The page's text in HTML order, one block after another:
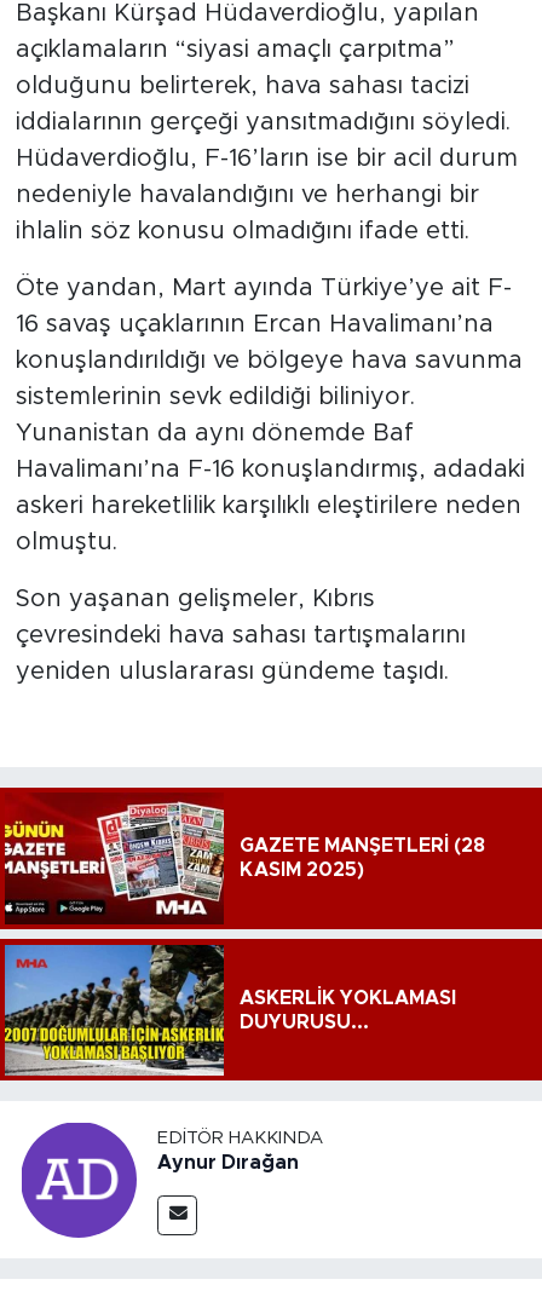
Başkanı Kürşad Hüdaverdioğlu, yapılan
açıklamaların “siyasi amaçlı çarpıtma”
olduğunu belirterek, hava sahası tacizi
iddialarının gerçeği yansıtmadığını söyledi.
Hüdaverdioğlu, F-16’ların ise bir acil durum
nedeniyle havalandığını ve herhangi bir
ihlalin söz konusu olmadığını ifade etti.
Öte yandan, Mart ayında Türkiye’ye ait F-
16 savaş uçaklarının Ercan Havalimanı’na
konuşlandırıldığı ve bölgeye hava savunma
sistemlerinin sevk edildiği biliniyor.
Yunanistan da aynı dönemde Baf
Havalimanı’na F-16 konuşlandırmış, adadaki
askeri hareketlilik karşılıklı eleştirilere neden
olmuştu.
Son yaşanan gelişmeler, Kıbrıs
çevresindeki hava sahası tartışmalarını
yeniden uluslararası gündeme taşıdı.
GAZETE MANŞETLERİ (28
KASIM 2025)
ASKERLİK YOKLAMASI
DUYURUSU...
EDITÖR HAKKINDA
Aynur Dırağan